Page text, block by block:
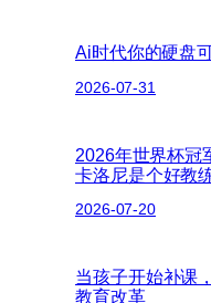
Ai时代你的硬盘
2026-07-31
2026年世界杯冠
卡洛尼是个好教
2026-07-20
当孩子开始补课
教育改革